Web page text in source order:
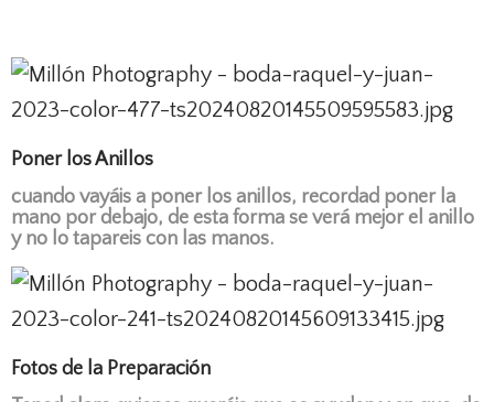
Poner los Anillos
cuando vayáis a poner los anillos, recordad poner la
mano por debajo, de esta forma se verá mejor el anillo
y no lo tapareis con las manos.
Fotos de la Preparación